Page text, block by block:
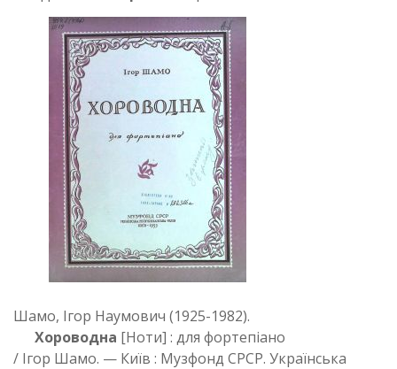
Шамо, Ігор Наумович (1925-1982).
Хороводна [Ноти] : для фортепіано
/ Ігор Шамо. — Київ : Музфонд СРСР. Українська